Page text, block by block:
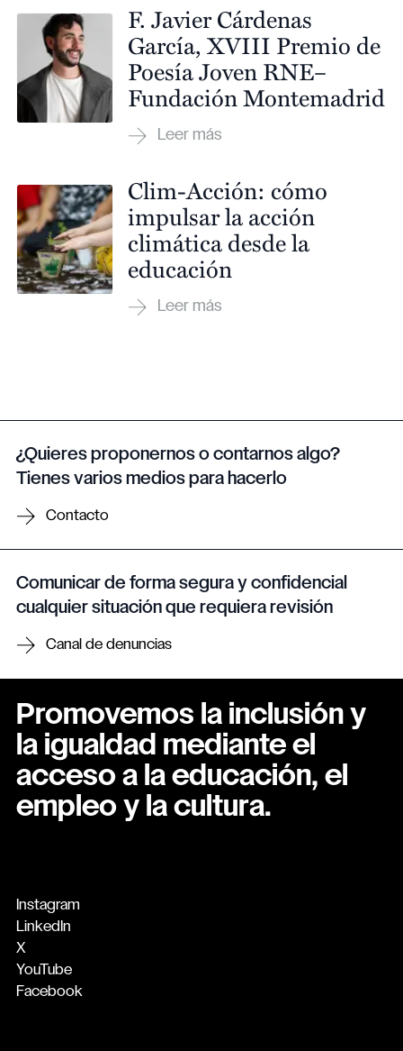
F. Javier Cárdenas
García, XVIII Premio de
Poesía Joven RNE–
Fundación Montemadrid
Clim-Acción: cómo
impulsar la acción
climática desde la
educación
¿Quieres proponernos o contarnos algo?
Tienes varios medios para hacerlo
Contacto
Comunicar de forma segura y confidencial
cualquier situación que requiera revisión
Canal de denuncias
Promovemos la inclusión y
la igualdad mediante el
acceso a la educación, el
empleo y la cultura.
Instagram
LinkedIn
X
YouTube
Facebook